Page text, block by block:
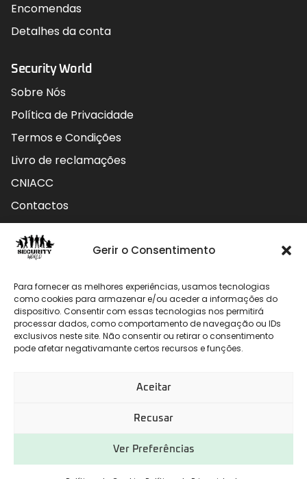
Gerir o Consentimento
Para fornecer as melhores experiências, usamos tecnologias
como cookies para armazenar e/ou aceder a informações do
dispositivo. Consentir com essas tecnologias nos permitirá
processar dados, como comportamento de navegação ou IDs
exclusivos neste site. Não consentir ou retirar o consentimento
pode afetar negativamante certos recursos e funções.
Aceitar
Recusar
Ver Preferências
Encomendas
Detalhes da conta
Security World
Sobre Nós
Política de Privacidade
Termos e Condições
Livro de reclamações
CNIACC
Contactos
Contactos
912 009 740 (Chamada para rede móvel nacional)
geral@securityworld.pt
Desenvolvido por CHITAS WEBSOLUTIONS